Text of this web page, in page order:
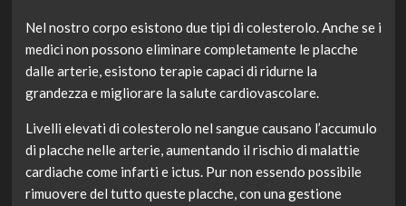
Nel nostro corpo esistono due tipi di colesterolo. Anche se i
medici non possono eliminare completamente le placche
dalle arterie, esistono terapie capaci di ridurne la
grandezza e migliorare la salute cardiovascolare.
Livelli elevati di colesterolo nel sangue causano l’accumulo
di placche nelle arterie, aumentando il rischio di malattie
cardiache come infarti e ictus. Pur non essendo possibile
rimuovere del tutto queste placche, con una gestione